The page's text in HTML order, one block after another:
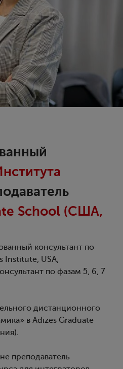
School (США,
консультант по
Institute, USA,
по фазам 5, 6, 7
дистанционного
в Adizes Graduate
преподаватель